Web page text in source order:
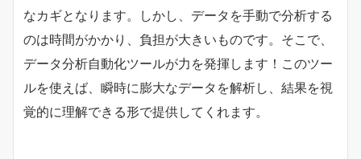
なカギとなります。しかし、データを手動で分析する
のは時間がかかり、負担が大きいものです。そこで、
データ分析自動化ツールが力を発揮します！このツー
ルを使えば、瞬時に膨大なデータを解析し、結果を視
覚的に理解できる形で提供してくれます。